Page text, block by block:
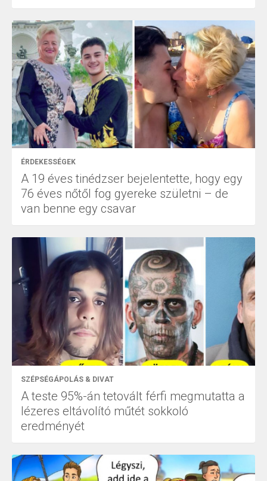
ÉRDEKESSÉGEK
A 19 éves tinédzser bejelentette, hogy egy
76 éves nőtől fog gyereke születni – de
van benne egy csavar
SZÉPSÉGÁPOLÁS & DIVAT
A teste 95%-án tetovált férfi megmutatta a
lézeres eltávolító műtét sokkoló
eredményét